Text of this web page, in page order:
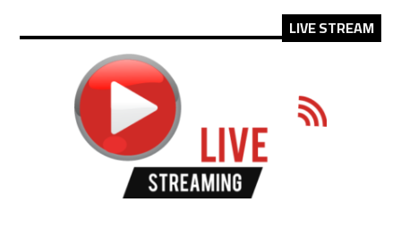
LIVE STREAM